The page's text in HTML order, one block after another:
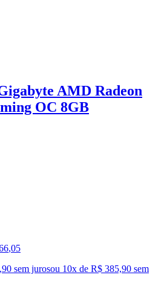
AMD Radeon
OC 8GB
,05
sem jurosou 10x de R$ 385,90 sem